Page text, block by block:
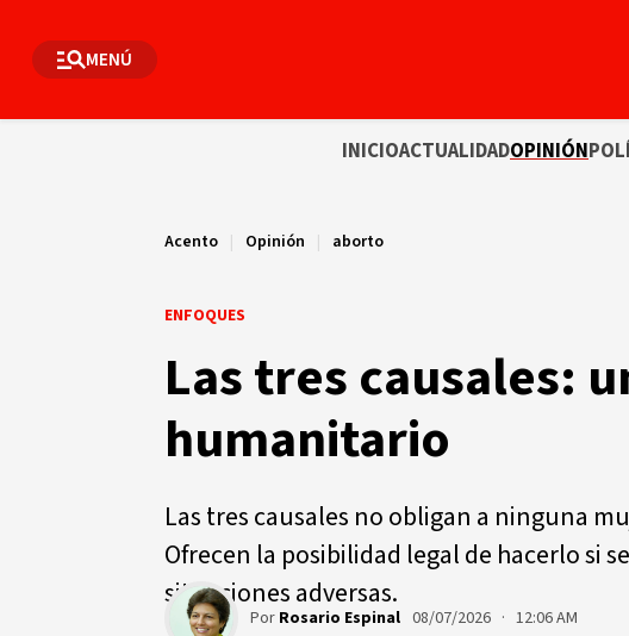
MENÚ
INICIOACTUALIDADOPINIÓN
Acento | Opinión | aborto
ENFOQUES
Las tres causales:
humanitario
Las tres causales no obligan a ninguna
Ofrecen la posibilidad legal de hacerlo si
situaciones adversas.
Por Rosario Espinal 08/07/2026 · 12:06 AM